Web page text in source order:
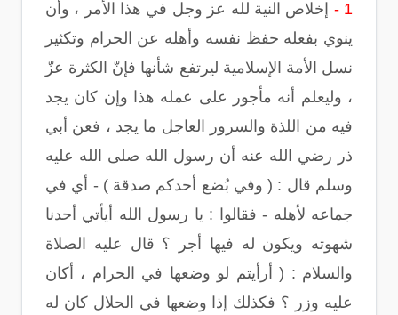
1 -
إخلاص النية لله عز وجل في هذا الأمر ، وأن
ينوي بفعله حفظ نفسه وأهله عن الحرام وتكثير
نسل الأمة الإسلامية ليرتفع شأنها فإنّ الكثرة عزّ
، وليعلم أنه مأجور على عمله هذا وإن كان يجد
فيه من اللذة والسرور العاجل ما يجد ، فعن أبي
ذر رضي الله عنه أن رسول الله صلى الله عليه
وسلم قال : ( وفي بُضع أحدكم صدقة ) - أي في
جماعه لأهله - فقالوا : يا رسول الله أيأتي أحدنا
شهوته ويكون له فيها أجر ؟ قال عليه الصلاة
والسلام : ( أرأيتم لو وضعها في الحرام ، أكان
عليه وزر ؟ فكذلك إذا وضعها في الحلال كان له